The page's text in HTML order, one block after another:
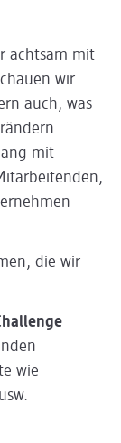
achtsam mit
wir
auch, was
mit
die wir
wie